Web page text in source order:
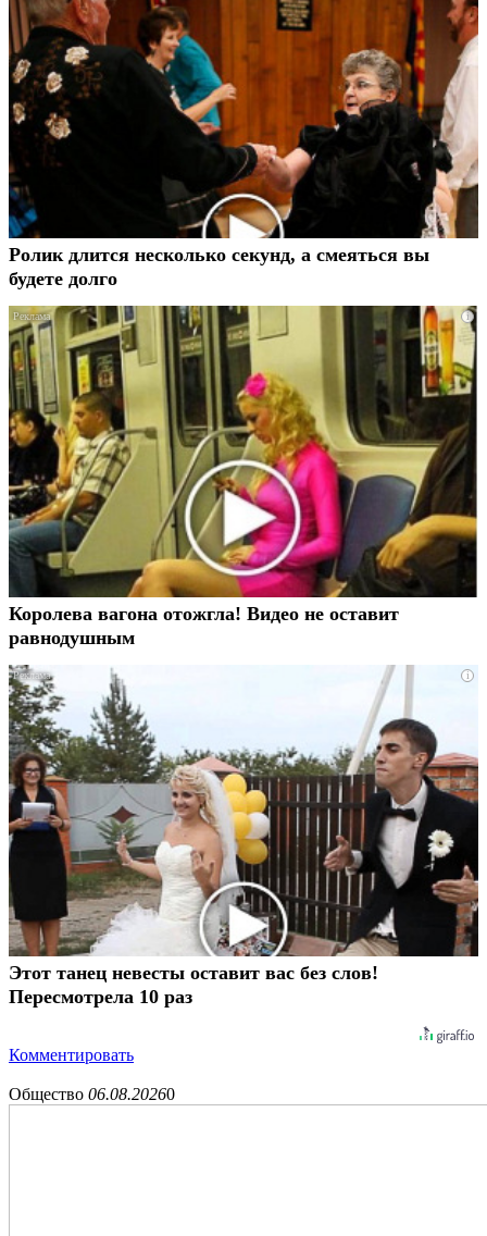
Ролик длится несколько секунд, а смеяться вы
будете долго
i
Королева вагона отожгла! Видео не оставит
равнодушным
i
Этот танец невесты оставит вас без слов!
Пересмотрела 10 раз
Комментировать
Общество 06.08.20260